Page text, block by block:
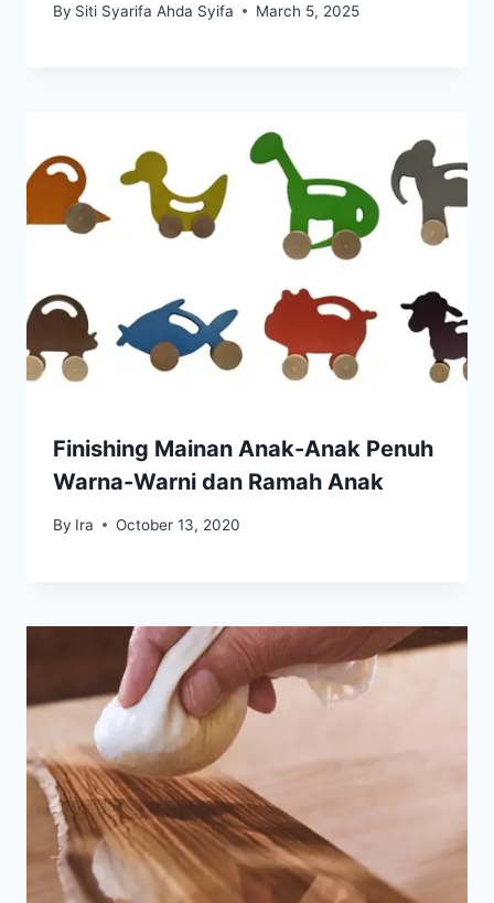
By Siti Syarifa Ahda Syifa March 5, 2025
Finishing Mainan Anak-Anak Penuh
Warna-Warni dan Ramah Anak
By Ira October 13, 2020